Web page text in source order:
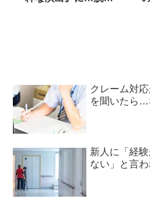
クレーム対
を聞いたら…
新人に「経
ない」と言